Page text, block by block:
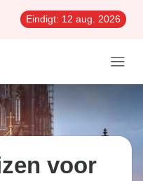
Eindigt: 12 aug. 2026
voor